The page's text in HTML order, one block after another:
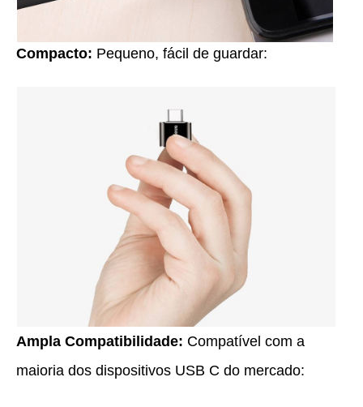
Compacto: Pequeno, fácil de guardar:
Ampla Compatibilidade: Compatível com a
maioria dos dispositivos USB C do mercado: